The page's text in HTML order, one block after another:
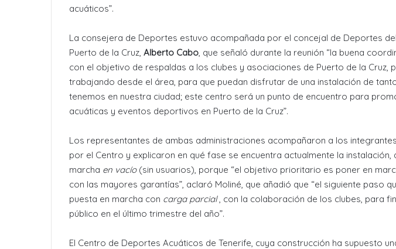
acuáticos”.
La consejera de Deportes estuvo acompañada por el concejal de Deportes
Puerto de la Cruz, Alberto Cabo , que señaló durante la reunión “la buena
con el objetivo de respaldas a los clubes y asociaciones de Puerto de la Cruz,
trabajando desde el área, para que puedan disfrutar de una instalación de
tenemos en nuestra ciudad; este centro será un punto de encuentro para
acuáticas y eventos deportivos en Puerto de la Cruz”.
Los representantes de ambas administraciones acompañaron a los
por el Centro y explicaron en qué fase se encuentra actualmente la instalación,
marcha en vacío(sin usuarios), porque “el objetivo prioritario es poner en
con las mayores garantías”, aclaró Moliné, que añadió que “el siguiente paso
puesta en marcha con carga parcial, con la colaboración de los clubes, para
público en el último trimestre del año”.
El Centro de Deportes Acuáticos de Tenerife, cuya construcción ha supuesto